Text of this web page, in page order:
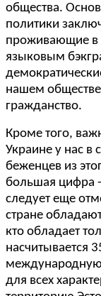
общества.
политики
проживающие в
языковым
нашем обществе
гражданство.
Кроме того,
Украине у нас в
беженцев из
большая цифра -
следует еще
стране
кто обладает
насчитывается
международную
для всех